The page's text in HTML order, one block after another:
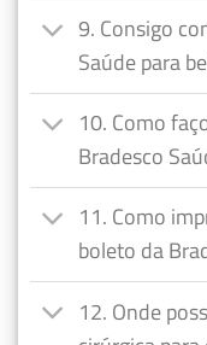
9. Consigo
Saúde para
10. Como
Bradesco
11. Como
boleto da
12. Onde